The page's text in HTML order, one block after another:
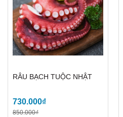
RÂU BẠCH TUỘC NHẬT
730.000₫
850.000₫